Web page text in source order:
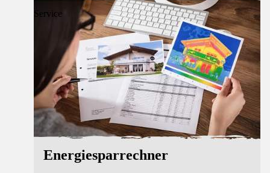
Service
Energiesparrechner